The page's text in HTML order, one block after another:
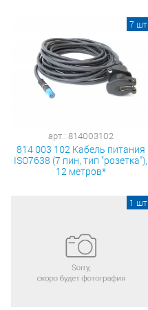
арт.: 814003102
814 003 102 Кабель питания
ISO7638 (7 пин, тип "розетка"),
12 метров*
7 шт
1 шт